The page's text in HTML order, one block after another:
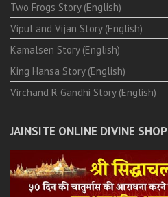
Two Frogs Story (English)
Vipul and Vijan Story (English)
Kamalsen Story (English)
King Hansa Story (English)
Virchand R Gandhi Story (English)
JAINSITE ONLINE DIVINE SHOP